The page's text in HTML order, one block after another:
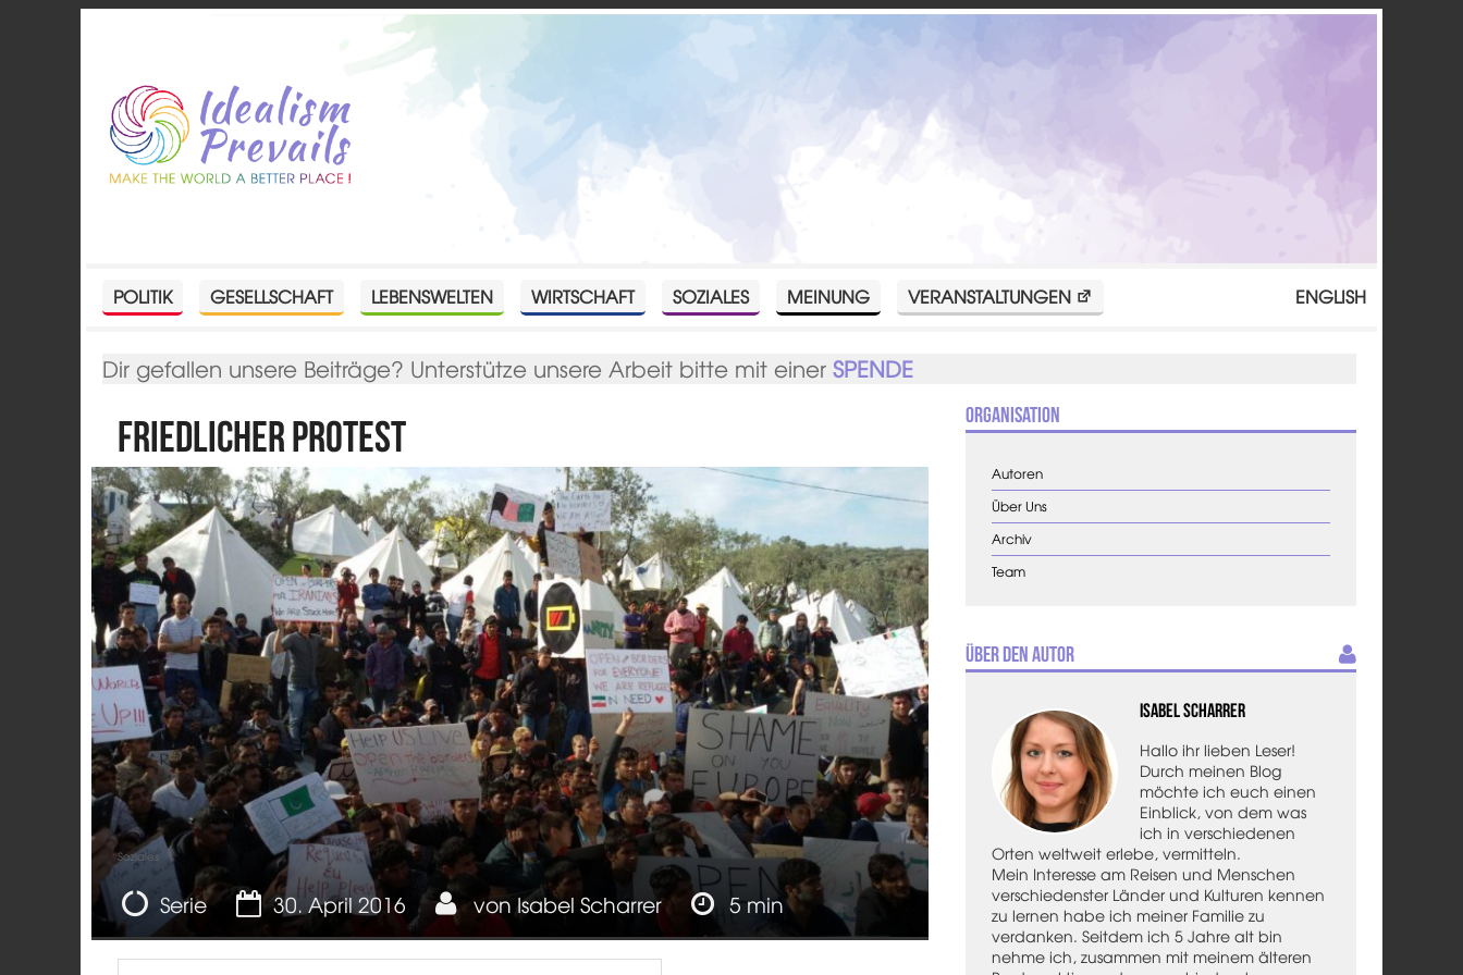
POLITIK GESELLSCHAFT LEBENSWELTEN WIRTSCHAFT SOZIALES MEINUNG VERANSTALTUNGEN ENGLISH
Dir gefallen unsere Beiträge? Unterstütze unsere Arbeit bitte mit einerSPENDE
Friedlicher Protest
Soziales
Serie 30. April 2016 von Isabel Scharrer 5 min
Organisation
Autoren
Über Uns
Archiv
Team
Über den Autor
Isabel Scharrer
Hallo ihr lieben Leser!
Durch meinen Blog
möchte ich euch einen
Einblick, von dem was
ich in verschiedenen
Orten weltweit erlebe, vermitteln.
Mein Interesse am Reisen und Menschen
verschiedenster Länder und Kulturen kennen
zu lernen habe ich meiner Familie zu
verdanken. Seitdem ich 5 Jahre alt bin
nehme ich, zusammen mit meinem älteren